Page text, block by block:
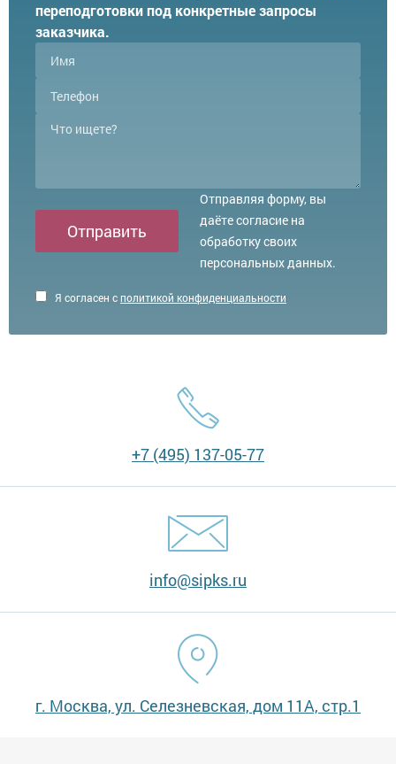
переподготовки под конкретные запросы
заказчика.
Я согласен сполитикой конфиденциальности
Отправить
Отправляя форму, вы
даёте согласие на
обработку своих
персональных данных.
+7 (495) 137-05-77
info@sipks.ru
г. Москва, ул. Селезневская, дом 11А, стр.1